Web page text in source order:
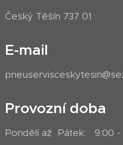
Český Těšín 737 01
E-mail
Provozní doba
Pondělí až Pátek: 9:00 -